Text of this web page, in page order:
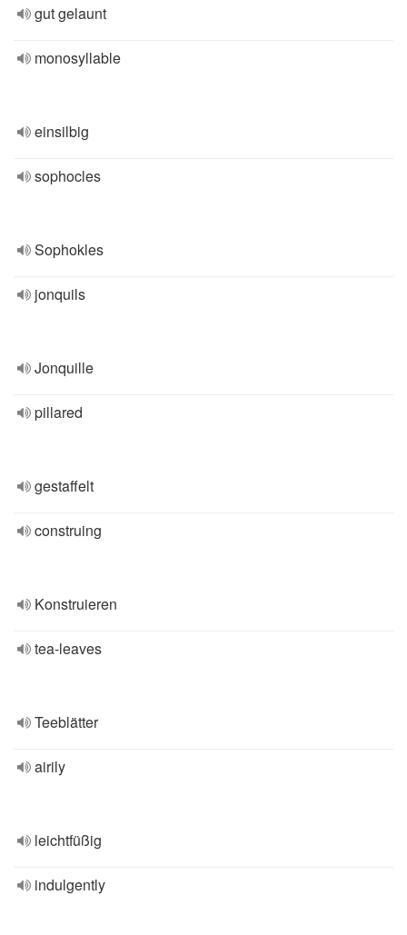
gut gelaunt
monosyllable
einsilbig
sophocles
Sophokles
jonquils
Jonquille
pillared
gestaffelt
construing
Konstruieren
tea-leaves
Teeblätter
airily
leichtfüßig
indulgently